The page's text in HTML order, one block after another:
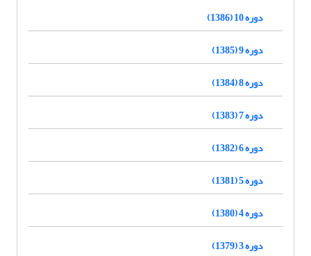
دوره 10 (1386)
دوره 9 (1385)
دوره 8 (1384)
دوره 7 (1383)
دوره 6 (1382)
دوره 5 (1381)
دوره 4 (1380)
دوره 3 (1379)